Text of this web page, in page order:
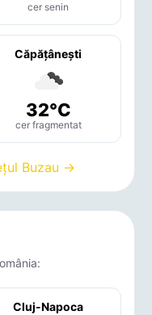
cer senin
Căpăţâneşti
32°C
cer fragmentat
Buzau →
Cluj-Napoca